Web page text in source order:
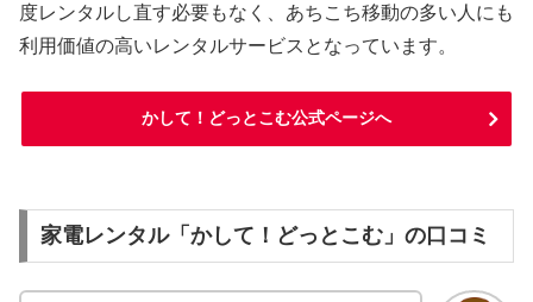
度レンタルし直す必要もなく、あちこち移動の多い人にも
利用価値の高いレンタルサービスとなっています。
かして！どっとこむ公式ページへ
家電レンタル「かして！どっとこむ」の口コミ